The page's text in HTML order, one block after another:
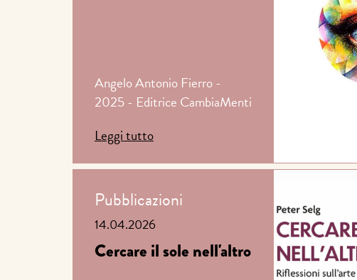
Angelo Antonio Fierro -
2025 - Editrice CambiaMenti
Leggi tutto
Pubblicazioni
14.04.2026
Cercare il sole nell'altro